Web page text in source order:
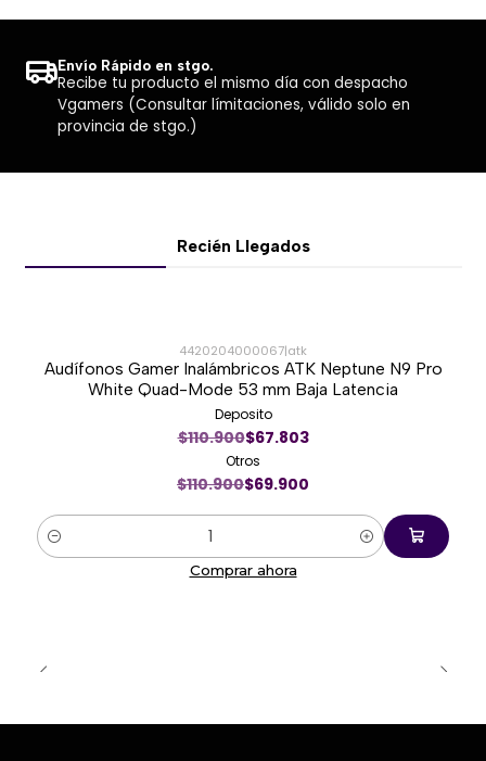
Envío Rápido en stgo.
Recibe tu producto el mismo día con despacho
Vgamers (Consultar límitaciones, válido solo en
provincia de stgo.)
Recién Llegados
-37%
4420204000067|atk
Audífonos Gamer Inalámbricos ATK Neptune N9 Pro
White Quad-Mode 53 mm Baja Latencia
Deposito
$110.900$67.803
Otros
$110.900$69.900
Cantidad
Comprar ahora